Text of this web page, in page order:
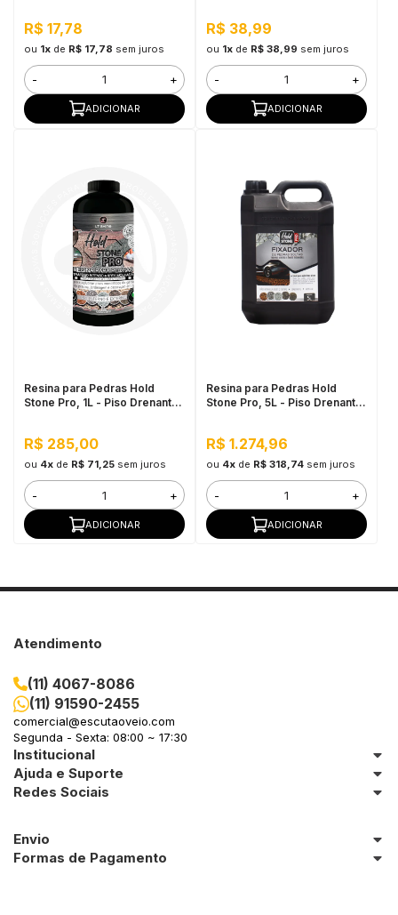
R$ 17,78
ou 1xde R$ 17,78 sem juros
- +
ADICIONAR
R$ 38,99
ou 1xde R$ 38,99 sem juros
- +
ADICIONAR
Resina para Pedras Hold
Stone Pro, 1L - Piso Drenante
R$ 285,00
ou 4xde R$ 71,25 sem juros
- +
ADICIONAR
Resina para Pedras Hold
Stone Pro, 5L - Piso Drenante
R$ 1.274,96
ou 4xde R$ 318,74 sem juros
- +
ADICIONAR
Atendimento
(11) 4067-8086
(11) 91590-2455
comercial@escutaoveio.com
Segunda - Sexta: 08:00 ~ 17:30
Institucional
Ajuda e Suporte
Redes Sociais
Envio
Formas de Pagamento